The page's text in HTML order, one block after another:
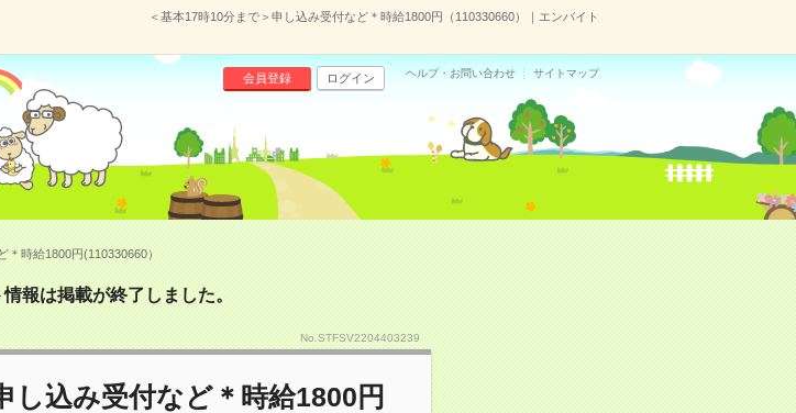
＜基本17時10分まで＞申し込み受付など＊時給1800円（110330660）｜エンバイト
会員登録 ログイン ヘルプ・お問い合わせ サイトマップ
＊時給1800円(110330660）
報は掲載が終了しました。
No.STFSV2204403239
し込み受付など＊時給1800円